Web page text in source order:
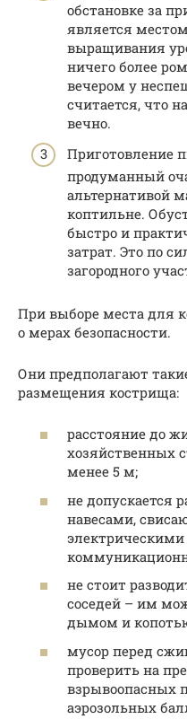
обстановке за
является
выращивания
ничего более
вечером у
считается, что
вечно.
Приготовление
продуманный
альтернативой
коптильне.
быстро и
затрат. Это по
загородного
При выборе места для
о мерах безопасности.
Они предполагают
размещения кострища:
расстояние до
хозяйственных
менее 5 м;
не допускается
навесами,
не стоит
соседей – им
дымом и
мусор перед
проверить на
взрывоопасных
аэрозольных